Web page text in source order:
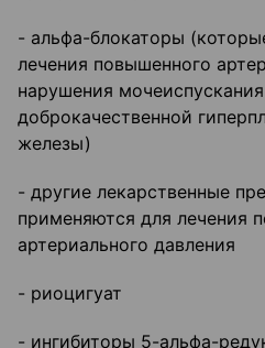
- альфа-блокаторы
лечения повышенного
нарушения
доброкачественной
железы)
- другие лекарственные
применяются для лечения
артериального давления
- риоцигуат
- ингибиторы 5-альфа-